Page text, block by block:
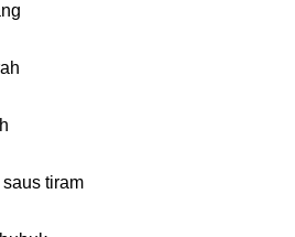
tiram